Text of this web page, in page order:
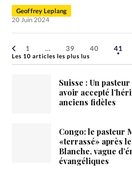
Geoffrey Leplang
20 Juin 2024
1 … 39 40 41
Les 10 articles les plus lus
Suisse : Un
avoir accepté
anciens fidèles
Congo: le pasteur
«terrassé» après
Blanche, vague
évangéliques